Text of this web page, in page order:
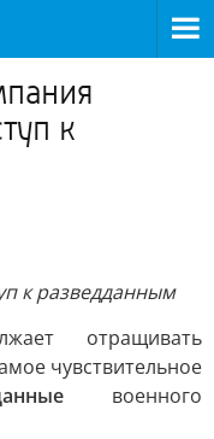
к
к разведданным
отращивать
чувствительное
военного